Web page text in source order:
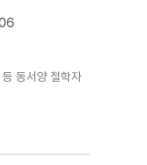
서양 철학자들의 사